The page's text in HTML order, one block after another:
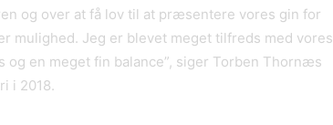
og over at få lov til at præsentere vores gin for
mulighed. Jeg er blevet meget tilfreds med vores
en meget fin balance”, siger Torben Thornæs
i 2018.